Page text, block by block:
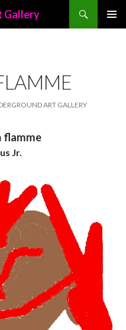
Gallery
ART GALLERY
flamme
Jr.